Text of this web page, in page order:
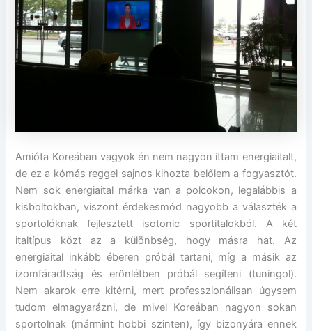
Amióta Koreában vagyok én nem nagyon ittam energiaitalt,
de ez a kómás reggel sajnos kihozta belőlem a fogyasztót.
Nem sok energiaital márka van a polcokon, legalábbis a
kisboltokban, viszont érdekesmód nagyobb a választék a
sportolóknak fejlesztett isotonic sportitalokból. A két
italtípus közt az a különbség, hogy másra hat. Az
energiaital inkább éberen próbál tartani, míg a másik az
izomfáradtság és erőnlétben próbál segíteni (tuningol).
Nem akarok erre kitérni, mert professzionálisan úgysem
tudom elmagyarázni, de mivel Koreában nagyon sokan
sportolnak (mármint hobbi szinten), így bizonyára ennek